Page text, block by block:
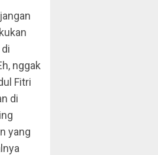
nggak
Fitri
di
yang